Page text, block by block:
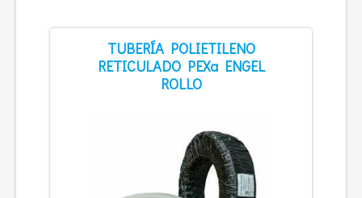
TUBERÍA POLIETILENO
RETICULADO PEXa ENGEL
ROLLO